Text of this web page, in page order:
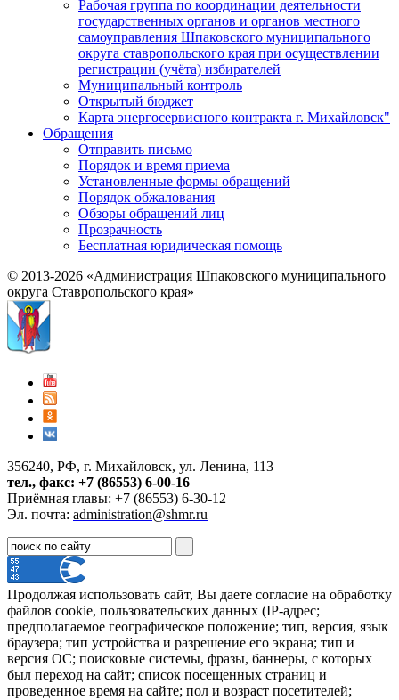
Рабочая группа по координации деятельности
государственных органов и органов местного
самоуправления Шпаковского муниципального
округа ставропольского края при осуществлении
регистрации (учёта) избирателей
Муниципальный контроль
Открытый бюджет
Карта энергосервисного контракта г. Михайловск"
Обращения
Отправить письмо
Порядок и время приема
Установленные формы обращений
Порядок обжалования
Обзоры обращений лиц
Прозрачность
Бесплатная юридическая помощь
© 2013-2026 «Администрация Шпаковского муниципального
округа Ставропольского края»
356240, РФ, г. Михайловск, ул. Ленина, 113
тел., факс: +7 (86553) 6-00-16
Приёмная главы: +7 (86553) 6-30-12
Эл. почта: administration@shmr.ru
Продолжая использовать сайт, Вы даете согласие на обработку
файлов cookie, пользовательских данных (IP-адрес;
предполагаемое географическое положение; тип, версия, язык
браузера; тип устройства и разрешение его экрана; тип и
версия ОС; поисковые системы, фразы, баннеры, с которых
был переход на сайт; список посещенных страниц и
проведенное время на сайте; пол и возраст посетителей;